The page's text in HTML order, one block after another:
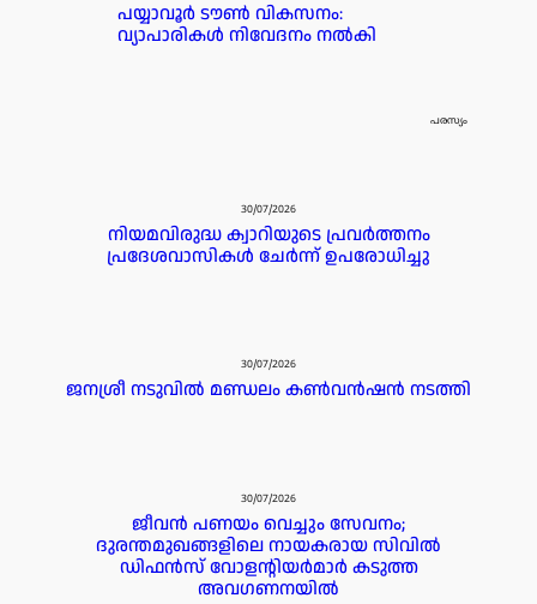
പയ്യാവൂർ ടൗൺ വികസനം:
വ്യാപാരികൾ നിവേദനം നൽകി
പരസ്യം
30/07/2026
നിയമവിരുദ്ധ ക്വാറിയുടെ പ്രവർത്തനം
പ്രദേശവാസികൾ ചേർന്ന് ഉപരോധിച്ചു
30/07/2026
ജനശ്രീ നടുവിൽ മണ്ഡലം കൺവൻഷൻ നടത്തി
30/07/2026
ജീവൻ പണയം വെച്ചും സേവനം;
ദുരന്തമുഖങ്ങളിലെ നായകരായ സിവിൽ
ഡിഫൻസ് വോളന്റിയർമാർ കടുത്ത
അവഗണനയിൽ